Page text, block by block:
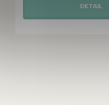
DETAIL